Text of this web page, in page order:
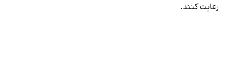
رعایت کنند.